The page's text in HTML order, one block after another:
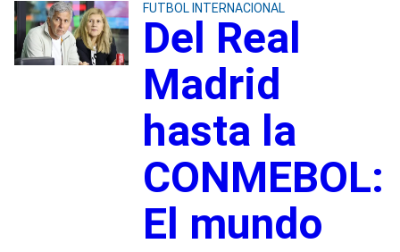
FUTBOL INTERNACIONAL
Del Real
Madrid
hasta la
CONMEBOL:
El mundo